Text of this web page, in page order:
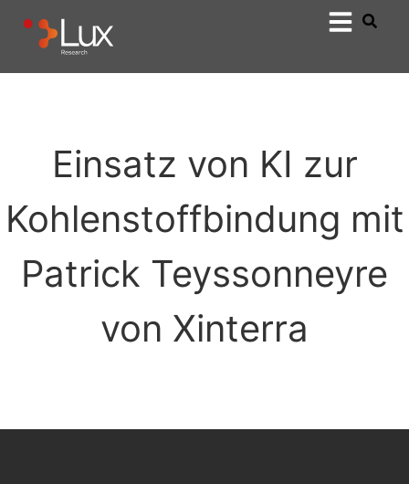
Einsatz von KI zur
Kohlenstoffbindung mit
Patrick Teyssonneyre
von Xinterra